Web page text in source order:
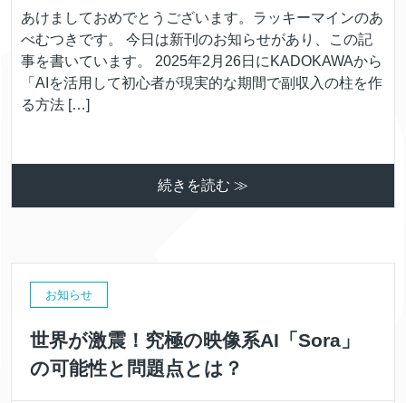
あけましておめでとうございます。ラッキーマインのあ
べむつきです。 今日は新刊のお知らせがあり、この記
事を書いています。 2025年2月26日にKADOKAWAから
「AIを活用して初心者が現実的な期間で副収入の柱を作
る方法 […]
続きを読む ≫
お知らせ
世界が激震！究極の映像系AI「Sora」
の可能性と問題点とは？